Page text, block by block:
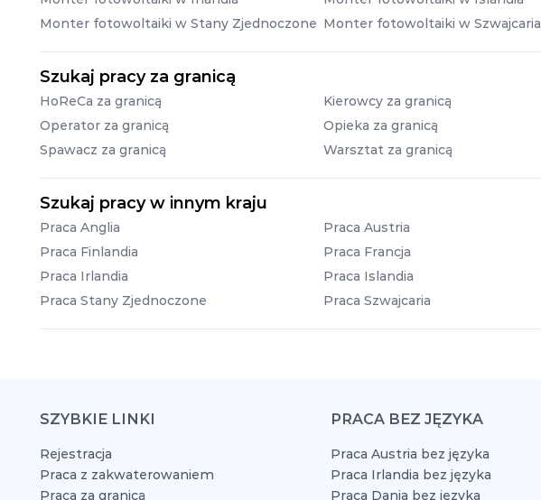
Monter fotowoltaiki w Stany Zjednoczone Monter fotowoltaiki w Szwajcaria
Szukaj pracy za granicą
HoReCa za granicą Kierowcy za granicą
Operator za granicą
Opieka za granicą
Spawacz za granicą
Warsztat za granicą
Szukaj pracy w innym kraju
Praca Anglia Praca Austria
Praca Finlandia
Praca Francja
Praca Irlandia
Praca Islandia
Praca Stany Zjednoczone
Praca Szwajcaria
SZYBKIE LINKI
Rejestracja
Praca z zakwaterowaniem
Praca za granicą
PRACA BEZ JĘZYKA
Praca Austria bez języka
Praca Irlandia bez języka
Praca Dania bez języka